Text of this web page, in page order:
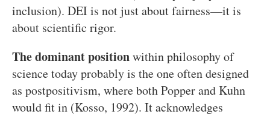
inclusion). DEI is not just about fairness—it is
about scientific rigor.
The dominant positionwithin philosophy of
science today probably is the one often designed
as postpositivism, where both Popper and Kuhn
would fit in (Kosso, 1992). It acknowledges